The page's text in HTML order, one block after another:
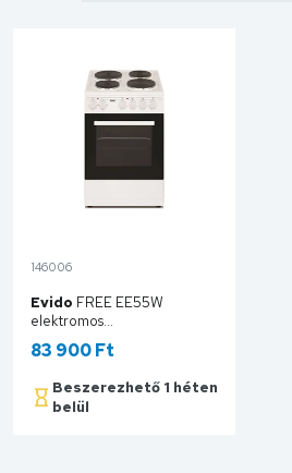
146006
Evido FREE EE55W
elektromos
tűzhely,fehér,50*55cm
FOEE55W.1
83 900 Ft
Beszerezhető 1 héten
belül